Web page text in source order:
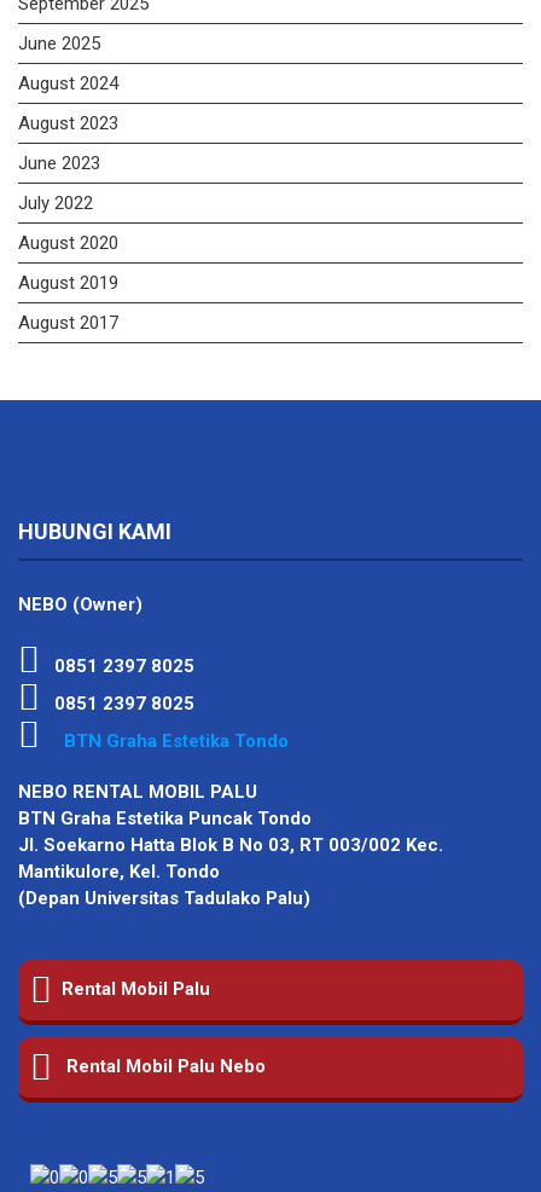
June 2025
August 2024
August 2023
June 2023
July 2022
August 2020
August 2019
August 2017
HUBUNGI KAMI
NEBO (Owner)
0851 2397 8025
0851 2397 8025
BTN Graha Estetika Tondo
NEBO RENTAL MOBIL PALU
BTN Graha Estetika Puncak Tondo
Jl. Soekarno Hatta Blok B No 03, RT 003/002 Kec.
Mantikulore, Kel. Tondo
(Depan Universitas Tadulako Palu)
Rental Mobil Palu
Rental Mobil Palu Nebo